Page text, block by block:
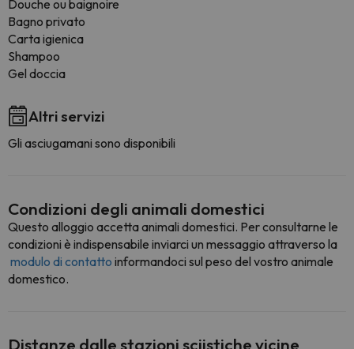
Douche ou baignoire
Bagno privato
Carta igienica
Shampoo
Gel doccia
Altri servizi
Gli asciugamani sono disponibili
Condizioni degli animali domestici
Questo alloggio accetta animali domestici. Per consultarne le
condizioni è indispensabile inviarci un messaggio attraverso la
modulo di contatto informandoci sul peso del vostro animale
domestico.
Distanze dalle stazioni sciistiche vicine